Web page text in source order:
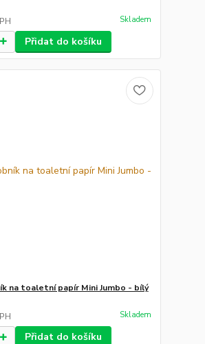
Skladem
Přidat do košíku
na toaletní papír Mini Jumbo - bílý
Skladem
Přidat do košíku